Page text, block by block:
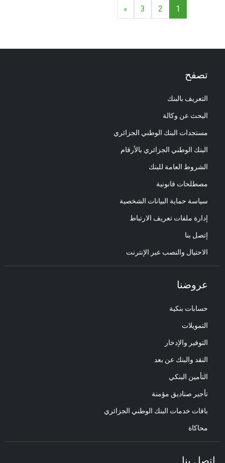
1
2
3
»
تصفح
التعريف بالبنك
البحث عن وكالة
مستجدات البنك الوطني الجزائري
البنك الوطني الجزائري بالأرقام
الشروط العامة للبنك
مصطلحات قانونية
سياسة حماية البيانات الشخصية
إدارة ملفات تعريف الارتباط
إتصل بنا
الاحتيال والنصب عبر الإنترنت
عروضنا
حسابات بنكية
التمويلات
التوفير والإدخار
النقد والبنك عن بعد
التأمين البنكي
تأجير صناديق مؤمنة
باقات خدمات البنك الوطني الجزائري
محاكاة
اتصل بنا